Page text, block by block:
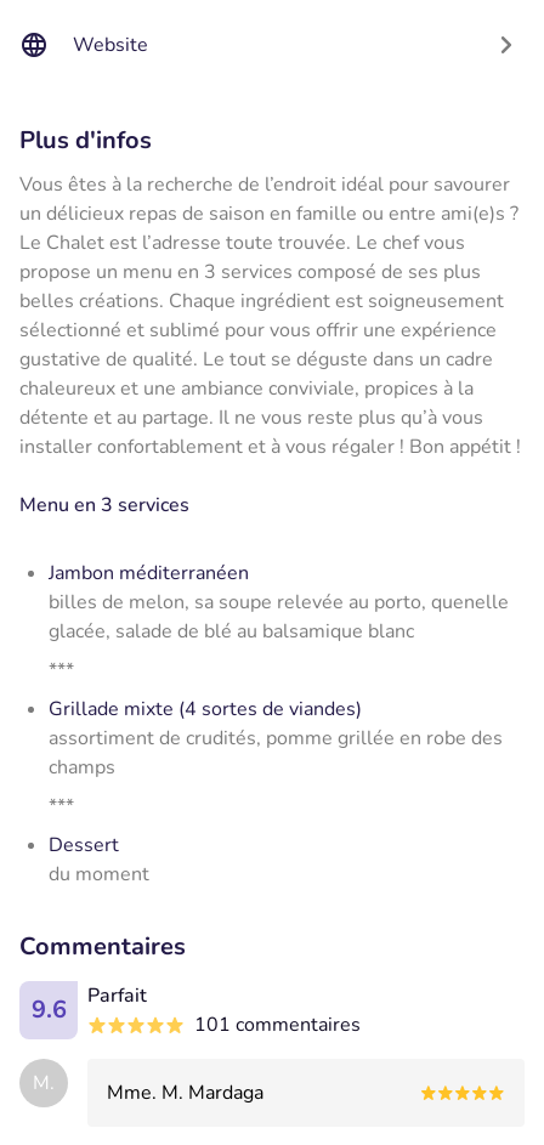
Website
Plus d'infos
Vous êtes à la recherche de l’endroit idéal pour savourer
un délicieux repas de saison en famille ou entre ami(e)s ?
Le Chalet est l’adresse toute trouvée. Le chef vous
propose un menu en 3 services composé de ses plus
belles créations. Chaque ingrédient est soigneusement
sélectionné et sublimé pour vous offrir une expérience
gustative de qualité. Le tout se déguste dans un cadre
chaleureux et une ambiance conviviale, propices à la
détente et au partage. Il ne vous reste plus qu’à vous
installer confortablement et à vous régaler ! Bon appétit !
Menu en 3 services
Jambon méditerranéen
billes de melon, sa soupe relevée au porto, quenelle
glacée, salade de blé au balsamique blanc
***
Grillade mixte (4 sortes de viandes)
assortiment de crudités, pomme grillée en robe des
champs
***
Dessert
du moment
Commentaires
9.6
Parfait
101 commentaires
M. Mme. M. Mardaga